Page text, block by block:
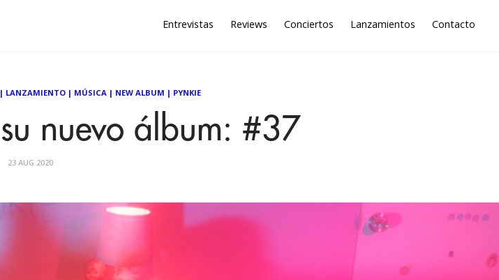
Entrevistas Reviews Conciertos Lanzamientos Contacto
| LANZAMIENTO | MÚSICA | NEW ALBUM | PYNKIE
nuevo álbum: #37
23 AUG 2020